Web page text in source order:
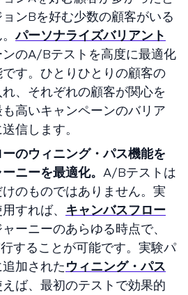
ンBを好む少数の顧客がいる
パーソナライズバリアント
のA/Bテストを高度に最適化
す。ひとりひとりの顧客の
、それぞれの顧客が関心を
高いキャンペーンのバリア
信します。
のウィニング・パス機能を
ニーを最適化。 A/Bテストは
のものではありません。実
すれば、 キャンバスフロー
ーニーのあらゆる時点で、
することが可能です。実験パ
加されたウィニング・パス
えば、最初のテストで効果的